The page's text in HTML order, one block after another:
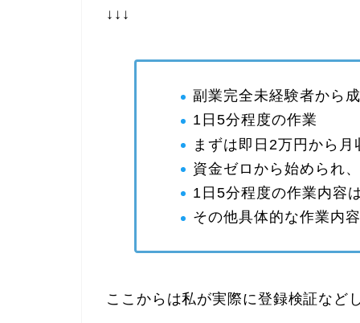
↓↓↓
副業完全未経験者から
1日5分程度の作業
まずは即日2万円から
資金ゼロから始められ
1日5分程度の作業内容
その他具体的な作業内
ここからは私が実際に登録検証など